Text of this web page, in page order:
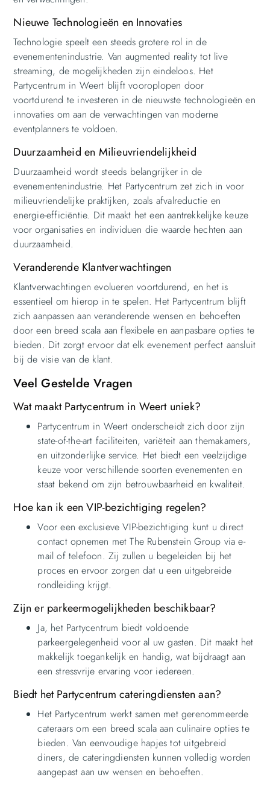
Nieuwe Technologieën en Innovaties
Technologie speelt een steeds grotere rol in de
evenementenindustrie. Van augmented reality tot live
streaming, de mogelijkheden zijn eindeloos. Het
Partycentrum in Weert blijft vooroplopen door
voortdurend te investeren in de nieuwste technologieën en
innovaties om aan de verwachtingen van moderne
eventplanners te voldoen.
Duurzaamheid en Milieuvriendelijkheid
Duurzaamheid wordt steeds belangrijker in de
evenementenindustrie. Het Partycentrum zet zich in voor
milieuvriendelijke praktijken, zoals afvalreductie en
energie-efficiëntie. Dit maakt het een aantrekkelijke keuze
voor organisaties en individuen die waarde hechten aan
duurzaamheid.
Veranderende Klantverwachtingen
Klantverwachtingen evolueren voortdurend, en het is
essentieel om hierop in te spelen. Het Partycentrum blijft
zich aanpassen aan veranderende wensen en behoeften
door een breed scala aan flexibele en aanpasbare opties te
bieden. Dit zorgt ervoor dat elk evenement perfect aansluit
bij de visie van de klant.
Veel Gestelde Vragen
Wat maakt Partycentrum in Weert uniek?
Partycentrum in Weert onderscheidt zich door zijn
state-of-the-art faciliteiten, variëteit aan themakamers,
en uitzonderlijke service. Het biedt een veelzijdige
keuze voor verschillende soorten evenementen en
staat bekend om zijn betrouwbaarheid en kwaliteit.
Hoe kan ik een VIP-bezichtiging regelen?
Voor een exclusieve VIP-bezichtiging kunt u direct
contact opnemen met The Rubenstein Group via e-
mail of telefoon. Zij zullen u begeleiden bij het
proces en ervoor zorgen dat u een uitgebreide
rondleiding krijgt.
Zijn er parkeermogelijkheden beschikbaar?
Ja, het Partycentrum biedt voldoende
parkeergelegenheid voor al uw gasten. Dit maakt het
makkelijk toegankelijk en handig, wat bijdraagt aan
een stressvrije ervaring voor iedereen.
Biedt het Partycentrum cateringdiensten aan?
Het Partycentrum werkt samen met gerenommeerde
cateraars om een breed scala aan culinaire opties te
bieden. Van eenvoudige hapjes tot uitgebreid
diners, de cateringdiensten kunnen volledig worden
aangepast aan uw wensen en behoeften.